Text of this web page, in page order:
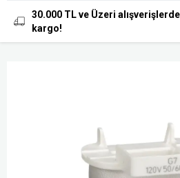
30.000 TL ve Üzeri
kargo!